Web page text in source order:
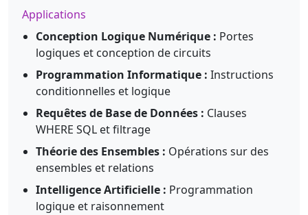
Applications
Conception Logique Numérique : Portes
logiques et conception de circuits
Programmation Informatique : Instructions
conditionnelles et logique
Requêtes de Base de Données : Clauses
WHERE SQL et filtrage
Théorie des Ensembles : Opérations sur des
ensembles et relations
Intelligence Artificielle : Programmation
logique et raisonnement